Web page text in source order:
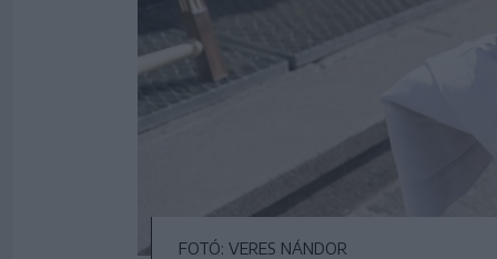
FOTÓ: VERES NÁNDOR